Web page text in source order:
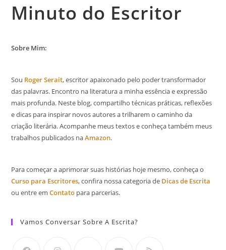
Minuto do Escritor
Sobre Mim:
Sou Roger Serait, escritor apaixonado pelo poder transformador
das palavras. Encontro na literatura a minha essência e expressão
mais profunda. Neste blog, compartilho técnicas práticas, reflexões
e dicas para inspirar novos autores a trilharem o caminho da
criação literária. Acompanhe meus textos e conheça também meus
trabalhos publicados naAmazon.
Para começar a aprimorar suas histórias hoje mesmo, conheça o
Curso para Escritores, confira nossa categoria de Dicas de Escrita
ou entre emContato para parcerias.
Vamos Conversar Sobre A Escrita?